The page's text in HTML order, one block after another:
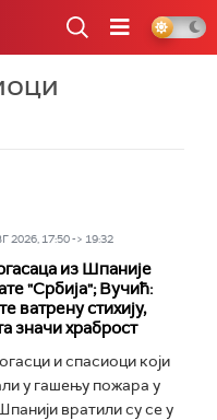
2026, 17:50 -> 19:32
из Шпаније
"Србија"; Вучић:
ватрену стихију,
значи храброст
и спасиоци који
у гашењу пожара у
вратили су се у